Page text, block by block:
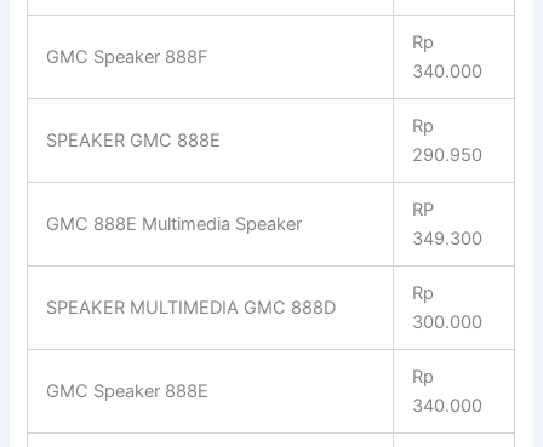
GMC Speaker 888F
Rp
340.000
SPEAKER GMC 888E
Rp
290.950
GMC 888E Multimedia Speaker
RP
349.300
SPEAKER MULTIMEDIA GMC 888D
Rp
300.000
GMC Speaker 888E
Rp
340.000